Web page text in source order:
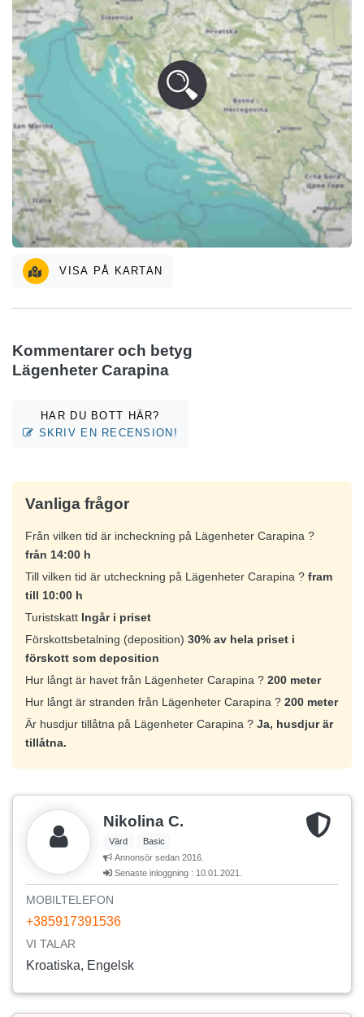
VISA PÅ KARTAN
Kommentarer och betyg
Lägenheter Carapina
HAR DU BOTT HÄR?
SKRIV EN RECENSION!
Vanliga frågor
Från vilken tid är incheckning på Lägenheter Carapina ?
från 14:00 h
Till vilken tid är utcheckning på Lägenheter Carapina ? fram
till 10:00 h
Turistskatt Ingår i priset
Förskottsbetalning (deposition) 30% av hela priset i
förskott som deposition
Hur långt är havet från Lägenheter Carapina ? 200 meter
Hur långt är stranden från Lägenheter Carapina ? 200 meter
Är husdjur tillåtna på Lägenheter Carapina ? Ja, husdjur är
tillåtna.
Nikolina C.
Värd
Basic
Annonsör sedan 2016.
Senaste inloggning : 10.01.2021.
MOBILTELEFON
+385917391536
VI TALAR
Kroatiska, Engelsk